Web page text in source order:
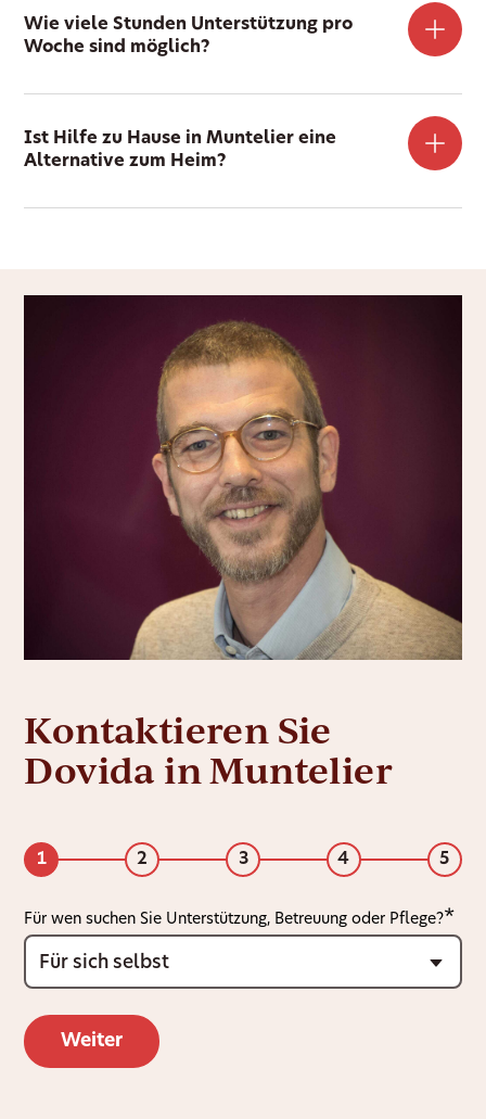
Wie viele Stunden Unterstützung pro
Woche sind möglich?
Ist Hilfe zu Hause in Muntelier eine
Alternative zum Heim?
Kontaktieren Sie
Dovida in Muntelier
1 2 3 4 5
Für wen suchen Sie Unterstützung, Betreuung oder Pflege?